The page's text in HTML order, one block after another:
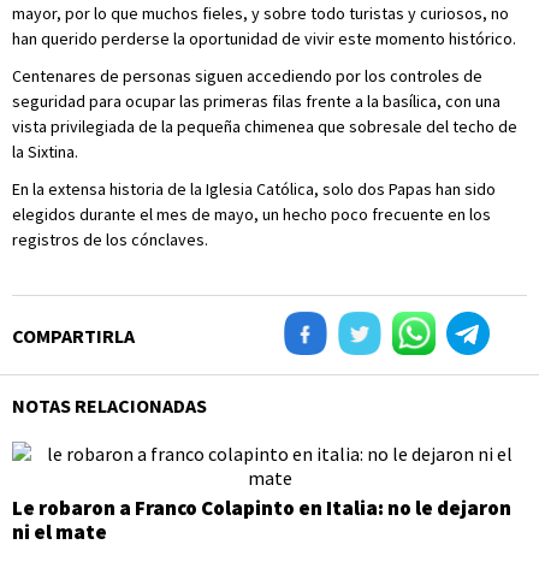
mayor, por lo que muchos fieles, y sobre todo turistas y curiosos, no
han querido perderse la oportunidad de vivir este momento histórico.
Centenares de personas siguen accediendo por los controles de
seguridad para ocupar las primeras filas frente a la basílica, con una
vista privilegiada de la pequeña chimenea que sobresale del techo de
la Sixtina.
En la extensa historia de la Iglesia Católica, solo dos Papas han sido
elegidos durante el mes de mayo, un hecho poco frecuente en los
registros de los cónclaves.
COMPARTIRLA
NOTAS RELACIONADAS
Le robaron a Franco Colapinto en Italia: no le dejaron
ni el mate